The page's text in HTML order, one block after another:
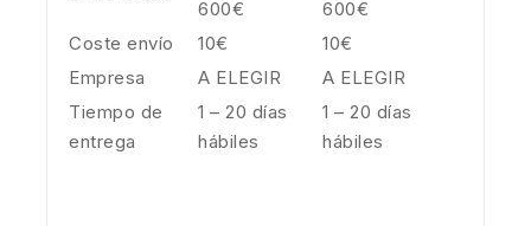
600€
600€
Coste envío
10€
10€
Empresa
A ELEGIR
A ELEGIR
Tiempo de
entrega
1 – 20 días
hábiles
1 – 20 días
hábiles